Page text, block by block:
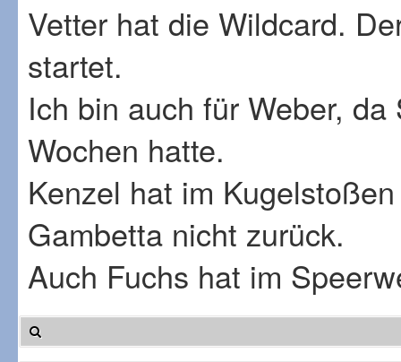
Vetter hat die Wildcard.
startet.
Ich bin auch für Weber,
Wochen hatte.
Kenzel hat im
Gambetta nicht zurück.
Auch Fuchs hat im